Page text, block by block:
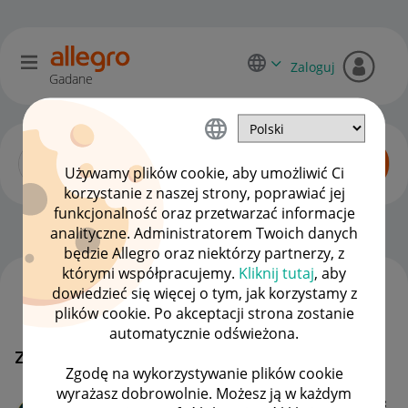
Używamy plików cookie, aby umożliwić Ci
korzystanie z naszej strony, poprawiać jej
funkcjonalność oraz przetwarzać informacje
analityczne. Administratorem Twoich danych
będzie Allegro oraz niektórzy partnerzy, z
którymi współpracujemy. Kliknij tutaj, aby
dowiedzieć się więcej o tym, jak korzystamy z
plików cookie. Po akceptacji strona zostanie
automatycznie odświeżona.
Zgodę na wykorzystywanie plików cookie
wyrażasz dobrowolnie. Możesz ją w każdym
Gadane
Zaloguj
Dyskusje kupujących OPCJE
zakup towaru
WSZYSTKIE TEMATY